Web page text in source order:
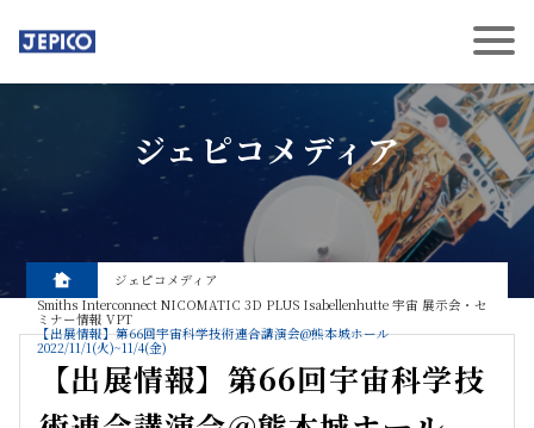
ジェピコメディア
ジェピコメディア
Smiths Interconnect NICOMATIC 3D PLUS Isabellenhutte 宇宙 展示会・セ
ミナー情報 VPT
【出展情報】第66回宇宙科学技術連合講演会@熊本城ホール
2022/11/1(火)~11/4(金)
【出展情報】第66回宇宙科学技